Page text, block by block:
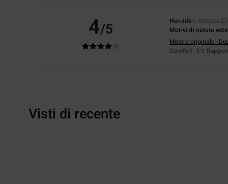
4/5 Hendrik1. ottobre
Motivi di natura
Mostra originale -
Comfort: 5/5
Visti di recente